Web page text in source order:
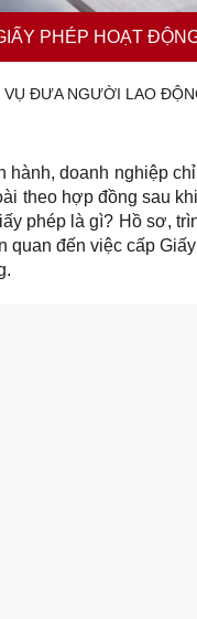
PHÉP HOẠT
VỤ ĐƯA NGƯỜI LAO
hành, doanh nghiệp
theo hợp đồng sau
phép là gì? Hồ sơ,
quan đến việc cấp